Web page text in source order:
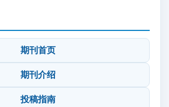
期刊首页
期刊介绍
投稿指南